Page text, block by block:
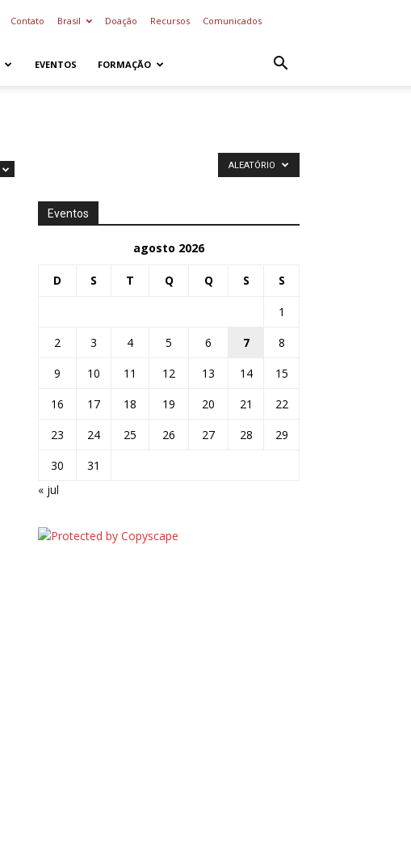
Contato Brasil Doação Recursos Comunicados
EVENTOS FORMAÇÃO
ALEATÓRIO
Eventos
agosto 2026
D S T Q Q S S
1
2
3 4 5 6 7
8
9
10 11 12 13 14
15
16
17 18 19 20 21
22
23
24 25 26 27 28
29
30
31
« jul